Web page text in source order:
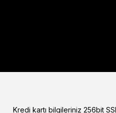
Kredi kartı bilgileriniz 256bit